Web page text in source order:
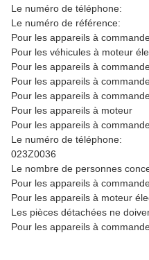
Le numéro de téléphone:
Le numéro de référence:
Pour les appareils à
Pour les véhicules à moteur
Pour les appareils à
Pour les appareils à
Pour les appareils à
Pour les appareils à moteur
Pour les appareils à
Le numéro de téléphone:
023Z0036
Le nombre de personnes
Pour les appareils à
Pour les appareils à moteur
Les pièces détachées ne
Pour les appareils à